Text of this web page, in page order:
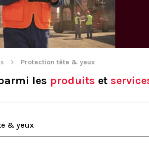
Protection tête & yeux
les produits et
& yeux